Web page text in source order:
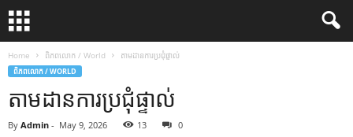
Home ពិភពលោក / World តាមដានការប្រជុំផ្ទាល់
ពិភពលោក / WORLD
តាមដានការប្រជុំផ្ទាល់
By Admin - May 9, 2026 13 0